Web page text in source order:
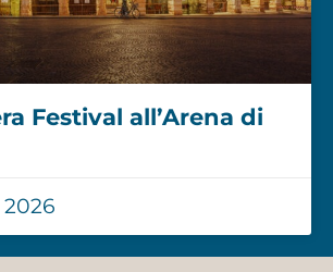
Festival all’Arena di
2026